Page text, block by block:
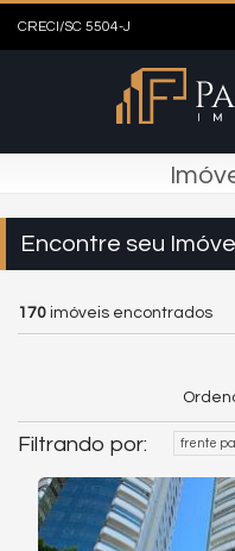
CRECI/SC 5504-J
Encontre seu Imóvel
170 imóveis encontrados
Filtrando por: frente